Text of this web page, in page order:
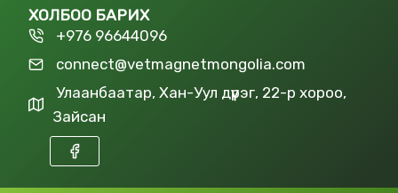
ХОЛБОО БАРИХ
+976 96644096
connect@vetmagnetmongolia.com
Улаанбаатар, Хан-Уул дүүрэг, 22-р хороо,
Зайсан